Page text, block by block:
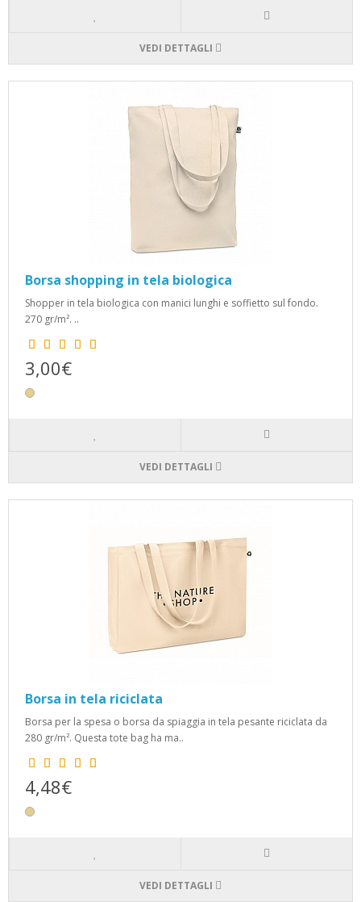
VEDI DETTAGLI
Borsa shopping in tela biologica
Shopper in tela biologica con manici lunghi e soffietto sul fondo.
270 gr/m². ..
3,00€
VEDI DETTAGLI
Borsa in tela riciclata
Borsa per la spesa o borsa da spiaggia in tela pesante riciclata da
280 gr/m². Questa tote bag ha ma..
4,48€
VEDI DETTAGLI